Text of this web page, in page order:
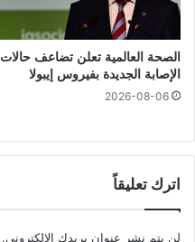
الصحة العالمية تعلن تضاعف حالات
الإصابة الجديدة بفيروس إيبولا
2026-08-06
اترك تعليقاً
لن يتم نشر عنوان بريدك الإلكتروني.